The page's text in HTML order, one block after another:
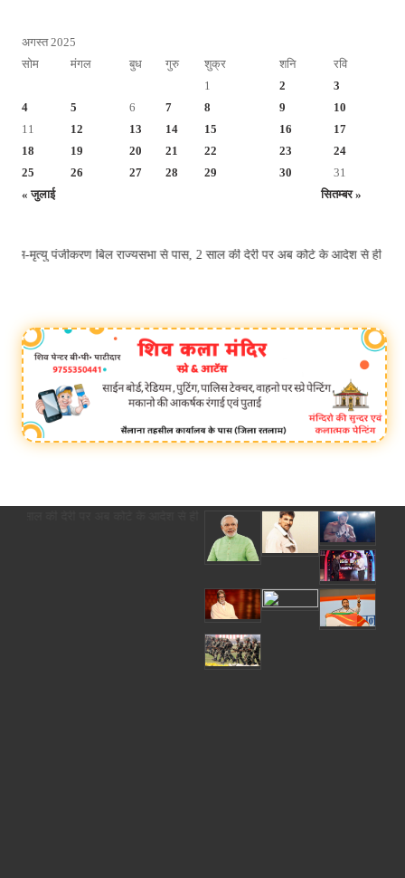
अगस्त 2025
सोम
मंगल बुध गुरु शुक्र शनि रवि
« जुलाई सितम्बर »
1 2
3
4
5 6 7 8 9
10
11
12 13 14 15 16
17
18
19 20 21 22 23
24
25
26 27 28 29 30 31
बिल राज्यसभा से पास, 2 साल की देरी पर अब कोर्ट के आदेश से ही होगा रजिस्ट्रेशन
पर अब कोर्ट के आदेश से ही होगा रजिस्ट्रेशन chief editor Uttam Sharma. mk